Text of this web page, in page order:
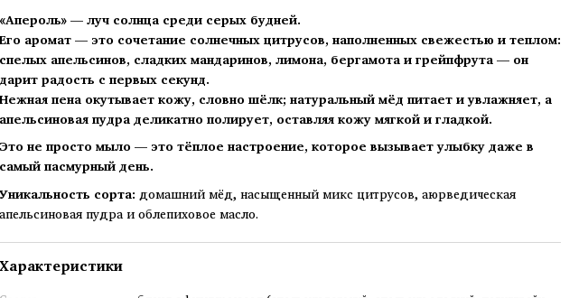
«Апероль» — луч солнца среди серых будней.
Его аромат — это сочетание солнечных цитрусов, наполненных свежестью и теплом:
спелых апельсинов, сладких мандаринов, лимона, бергамота и грейпфрута — он
дарит радость с первых секунд.
Нежная пена окутывает кожу, словно шёлк; натуральный мёд питает и увлажняет, а
апельсиновая пудра деликатно полирует, оставляя кожу мягкой и гладкой.
Это не просто мыло — это тёплое настроение, которое вызывает улыбку даже в
самый пасмурный день.
Уникальность сорта: домашний мёд, насыщенный микс цитрусов, аюрведическая
апельсиновая пудра и облепиховое масло.
Характеристики